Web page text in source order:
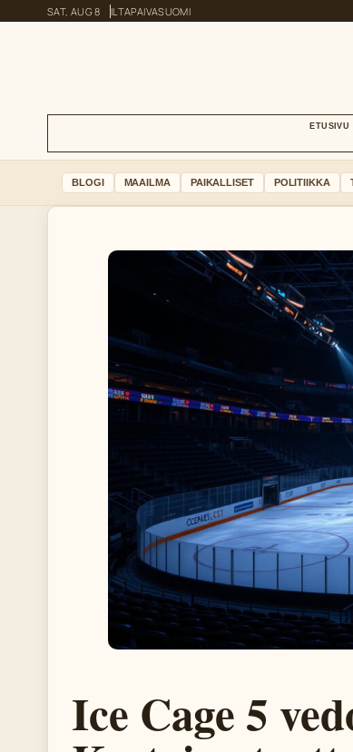
SAT, AUG 8 ILTAPAIVASUOMI
ETUSIVU
BLOGI MAAILMA PAIKALLISET POLITIIKKA
Ice Cage 5